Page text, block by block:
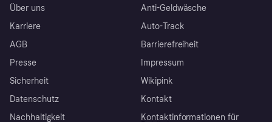
Über uns
Karriere
AGB
Presse
Sicherheit
Datenschutz
Nachhaltigkeit
Anti-Geldwäsche
Auto-Track
Barrierefreiheit
Impressum
Wikipink
Kontakt
Kontaktinformationen für